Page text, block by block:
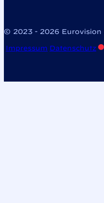
© 2023 - 2026 Eurovision
Impressum Datenschutz